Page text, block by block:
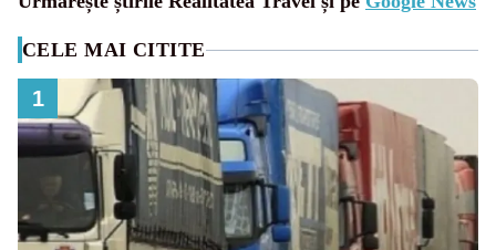
CELE MAI CITITE
1